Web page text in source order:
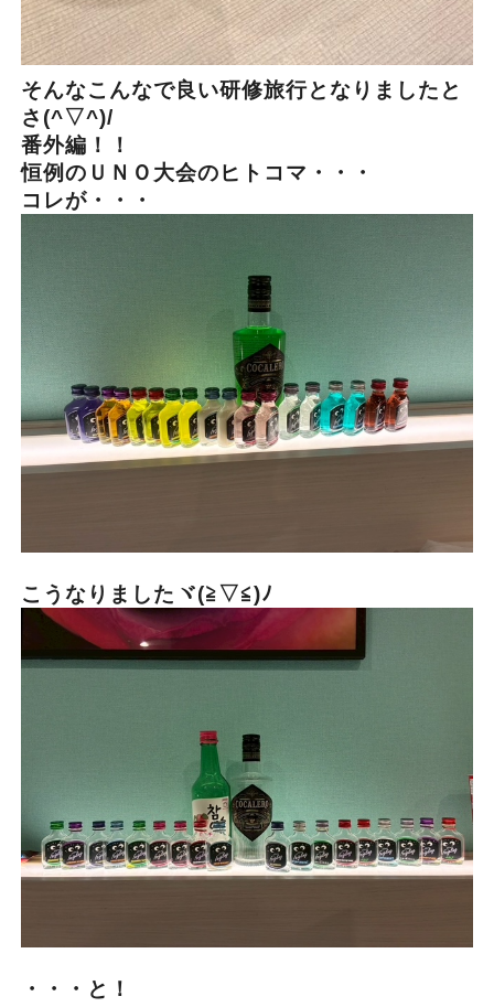
そんなこんなで良い研修旅行となりましたと
さ(^▽^)/
番外編！！
恒例のＵＮＯ大会のヒトコマ・・・
コレが・・・
こうなりましたヾ(≧▽≦)ﾉ
・・・と！